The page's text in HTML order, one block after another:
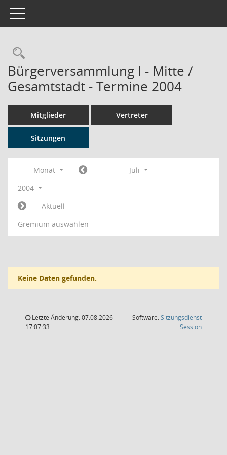
Toggle navigation
Rechercheauswahl
Bürgerversammlung I - Mitte /
Gesamtstadt - Termine 2004
Mitglieder Vertreter
Sitzungen
Monat
Juli
2004
Aktuell
Gremium auswählen
Keine Daten gefunden.
Letzte Änderung: 07.08.2026
17:07:33
Software:Sitzungsdienst
Session(Wird in